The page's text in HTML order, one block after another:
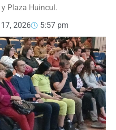
Plaza Huincul.
2026 5:57 pm